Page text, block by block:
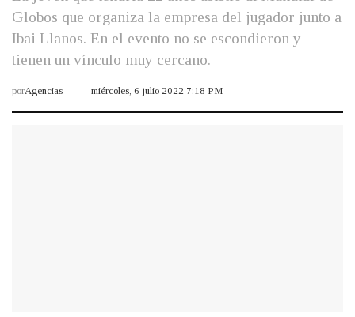
Globos que organiza la empresa del jugador junto a
Ibai Llanos. En el evento no se escondieron y
tienen un vínculo muy cercano.
porAgencias miércoles, 6 julio 2022 7:18 PM